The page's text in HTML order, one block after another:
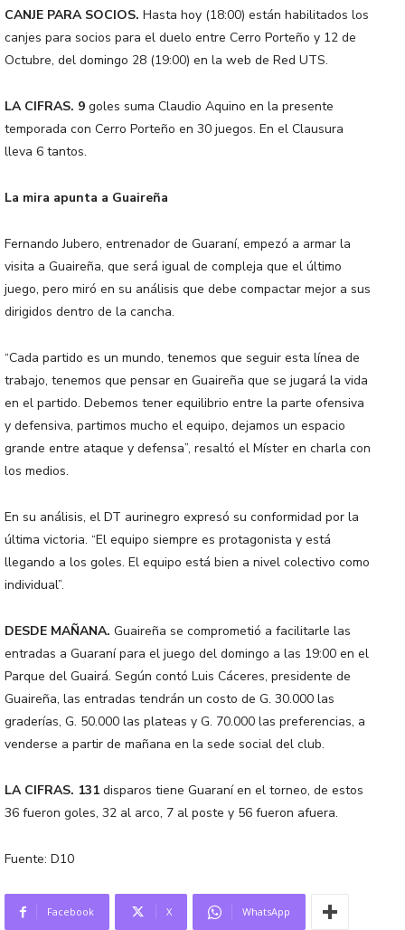
CANJE PARA SOCIOS. Hasta hoy (18:00) están habilitados los
canjes para socios para el duelo entre Cerro Porteño y 12 de
Octubre, del domingo 28 (19:00) en la web de Red UTS.
LA CIFRAS. 9 goles suma Claudio Aquino en la presente
temporada con Cerro Porteño en 30 juegos. En el Clausura
lleva 6 tantos.
La mira apunta a Guaireña
Fernando Jubero, entrenador de Guaraní, empezó a armar la
visita a Guaireña, que será igual de compleja que el último
juego, pero miró en su análisis que debe compactar mejor a sus
dirigidos dentro de la cancha.
“Cada partido es un mundo, tenemos que seguir esta línea de
trabajo, tenemos que pensar en Guaireña que se jugará la vida
en el partido. Debemos tener equilibrio entre la parte ofensiva
y defensiva, partimos mucho el equipo, dejamos un espacio
grande entre ataque y defensa”, resaltó el Míster en charla con
los medios.
En su análisis, el DT aurinegro expresó su conformidad por la
última victoria. “El equipo siempre es protagonista y está
llegando a los goles. El equipo está bien a nivel colectivo como
individual”.
DESDE MAÑANA. Guaireña se comprometió a facilitarle las
entradas a Guaraní para el juego del domingo a las 19:00 en el
Parque del Guairá. Según contó Luis Cáceres, presidente de
Guaireña, las entradas tendrán un costo de G. 30.000 las
graderías, G. 50.000 las plateas y G. 70.000 las preferencias, a
venderse a partir de mañana en la sede social del club.
LA CIFRAS. 131 disparos tiene Guaraní en el torneo, de estos
36 fueron goles, 32 al arco, 7 al poste y 56 fueron afuera.
Fuente: D10
Facebook X WhatsApp